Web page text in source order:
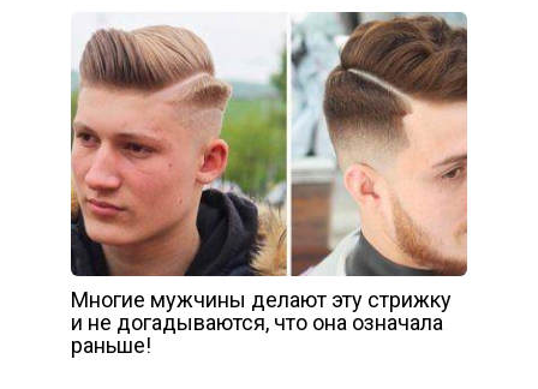
Многие мужчины делают эту стрижку
и не догадываются, что она означала
раньше!